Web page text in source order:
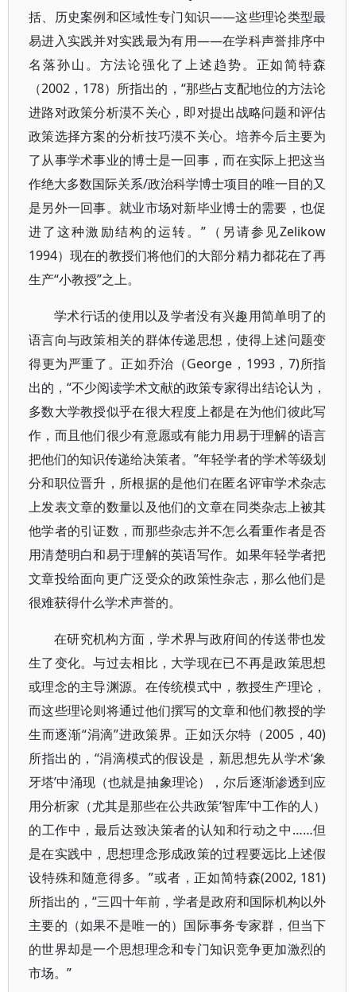
括、历史案例和区域性专门知识——这些理论类型最
易进入实践并对实践最为有用——在学科声誉排序中
名落孙山。方法论强化了上述趋势。正如简特森
（2002，178）所指出的，“那些占支配地位的方法论
进路对政策分析漠不关心，即对提出战略问题和评估
政策选择方案的分析技巧漠不关心。培养今后主要为
了从事学术事业的博士是一回事，而在实际上把这当
作绝大多数国际关系/政治科学博士项目的唯一目的又
是另外一回事。就业市场对新毕业博士的需要，也促
进了这种激励结构的运转。”（另请参见Zelikow
1994）现在的教授们将他们的大部分精力都花在了再
生产“小教授”之上。
学术行话的使用以及学者没有兴趣用简单明了的
语言向与政策相关的群体传递思想，使得上述问题变
得更为严重了。正如乔治（George，1993，7)所指
出的，“不少阅读学术文献的政策专家得出结论认为，
多数大学教授似乎在很大程度上都是在为他们彼此写
作，而且他们很少有意愿或有能力用易于理解的语言
把他们的知识传递给决策者。”年轻学者的学术等级划
分和职位晋升，所根据的是他们在匿名评审学术杂志
上发表文章的数量以及他们的文章在同类杂志上被其
他学者的引证数，而那些杂志并不怎么看重作者是否
用清楚明白和易于理解的英语写作。如果年轻学者把
文章投给面向更广泛受众的政策性杂志，那么他们是
很难获得什么学术声誉的。
在研究机构方面，学术界与政府间的传送带也发
生了变化。与过去相比，大学现在已不再是政策思想
或理念的主导渊源。在传统模式中，教授生产理论，
而这些理论则将通过他们撰写的文章和他们教授的学
生而逐渐“涓滴”进政策界。正如沃尔特（2005，40)
所指出的，“涓滴模式的假设是，新思想先从学术‘象
牙塔’中涌现（也就是抽象理论），尔后逐渐渗透到应
用分析家（尤其是那些在公共政策‘智库’中工作的人）
的工作中，最后达致决策者的认知和行动之中……但
是在实践中，思想理念形成政策的过程要远比上述假
设特殊和随意得多。”或者，正如简特森(2002, 181)
所指出的，“三四十年前，学者是政府和国际机构以外
主要的（如果不是唯一的）国际事务专家群，但当下
的世界却是一个思想理念和专门知识竞争更加激烈的
市场。”